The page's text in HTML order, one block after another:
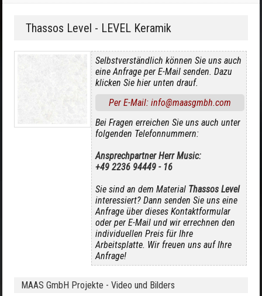
Thassos Level - LEVEL Keramik
Selbstverständlich können Sie uns auch
eine Anfrage per E-Mail senden. Dazu
klicken Sie hier unten drauf.
Per E-Mail: info@maasgmbh.com
Bei Fragen erreichen Sie uns auch unter
folgenden Telefonnummern:
Ansprechpartner Herr Music:
+49 2236 94449 - 16
Sie sind an dem Material Thassos Level
interessiert? Dann senden Sie uns eine
Anfrage über dieses Kontaktformular
oder per E-Mail und wir errechnen den
individuellen Preis für Ihre
Arbeitsplatte. Wir freuen uns auf Ihre
Anfrage!
MAAS GmbH Projekte - Video und Bilders